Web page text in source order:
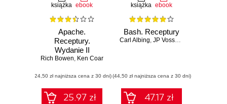
książka ebook
Apache.
Receptury.
Wydanie II
Rich Bowen, Ken Coar
(24,50 zł najniższa cena z 30 dni)
25.97 zł
książka ebook
Bash. Receptury
Carl Albing, JP Vossen
(44,50 zł najniższa cena z 30 dni)
47.17 zł